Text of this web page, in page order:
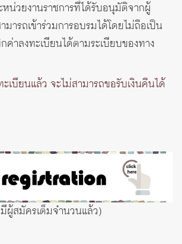
หน่วยงานราชการที่ได้รับอนุมัติจากผู้
ารถเข้าร่วมการอบรมได้โดยไม่ถือเป็น
ค่าลงทะเบียนได้ตามระเบียบของทาง
ะเบียนแล้ว จะไม่สามารถขอรับเงินคืนได้
ผู้สมัครเต็มจำนวนแล้ว)